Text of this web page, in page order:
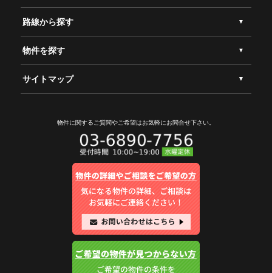
路線から探す
物件を探す
サイトマップ
物件に関するご質問やご希望はお気軽にお問合せ下さい。